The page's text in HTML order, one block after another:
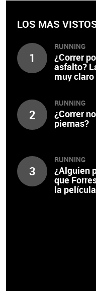
LOS MAS
1
RUNNING
¿Correr
asfalto?
muy claro
2
RUNNING
¿Correr
piernas?
3
RUNNING
¿Alguien
que
la